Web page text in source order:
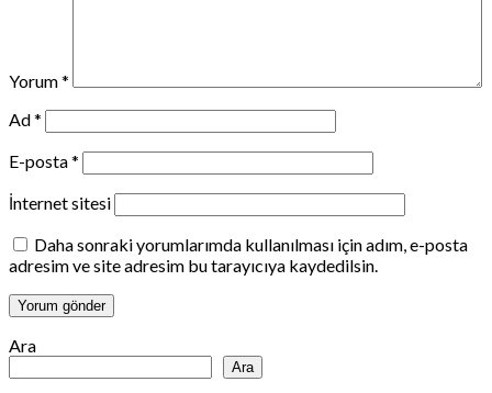
Yorum*
Ad*
E-posta*
İnternet sitesi
Daha sonraki yorumlarımda kullanılması için adım, e-posta
adresim ve site adresim bu tarayıcıya kaydedilsin.
Ara
Ara